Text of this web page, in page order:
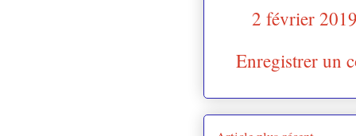
2 février
Enregistrer un